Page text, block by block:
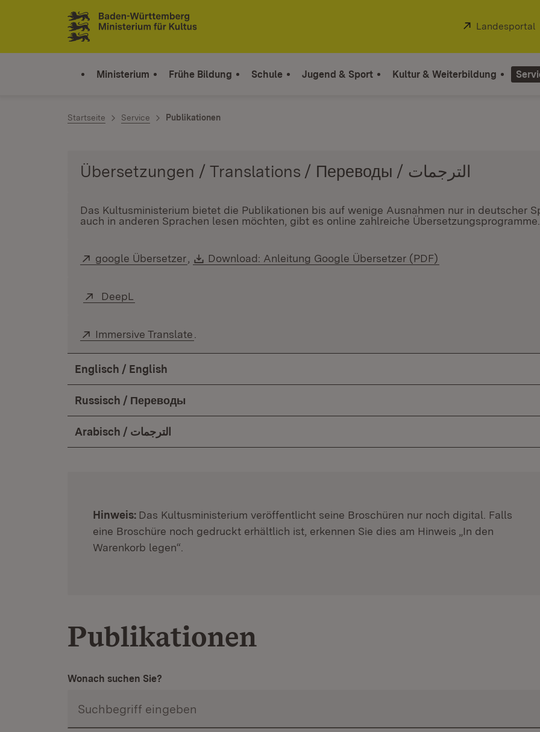
Zum Inhalt springen
Link zur Startseite
Extern:
Landesportal
Ministerium Frühe Bildung Schule Jugend & Sport Kultur & Weiterbildung
Startseite Service Publikationen
Übersetzungen / Translations / Переводы / الترجمات
Das Kultusministerium bietet die Publikationen bis auf wenige Ausnahmen nur in deutscher
auch in anderen Sprachen lesen möchten, gibt es online zahlreiche
Extern:
google Übersetzer (Öffnet in neuem Fenster)
Download:
Download: Anleitung Google Übersetzer (PDF)
Extern:
DeepL
Extern:
Immersive Translate
Englisch / English
Russisch / Переводы
Arabisch / الترجمات
Hinweis: Das Kultusministerium veröffentlicht seine Broschüren nur noch digital. Falls
eine Broschüre noch gedruckt erhältlich ist, erkennen Sie dies am Hinweis „In den
Warenkorb legen“.
Publikationen
Wonach suchen Sie?